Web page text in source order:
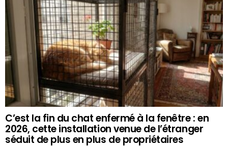
C’est la fin du chat enfermé à la fenêtre : en
2026, cette installation venue de l’étranger
séduit de plus en plus de propriétaires